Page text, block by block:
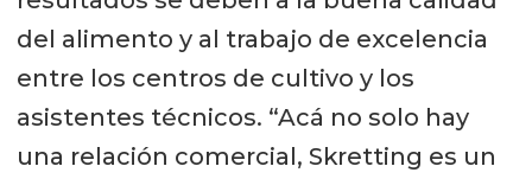
del alimento y al trabajo de excelencia
entre los centros de cultivo y los
asistentes técnicos. “Acá no solo hay
una relación comercial, Skretting es un